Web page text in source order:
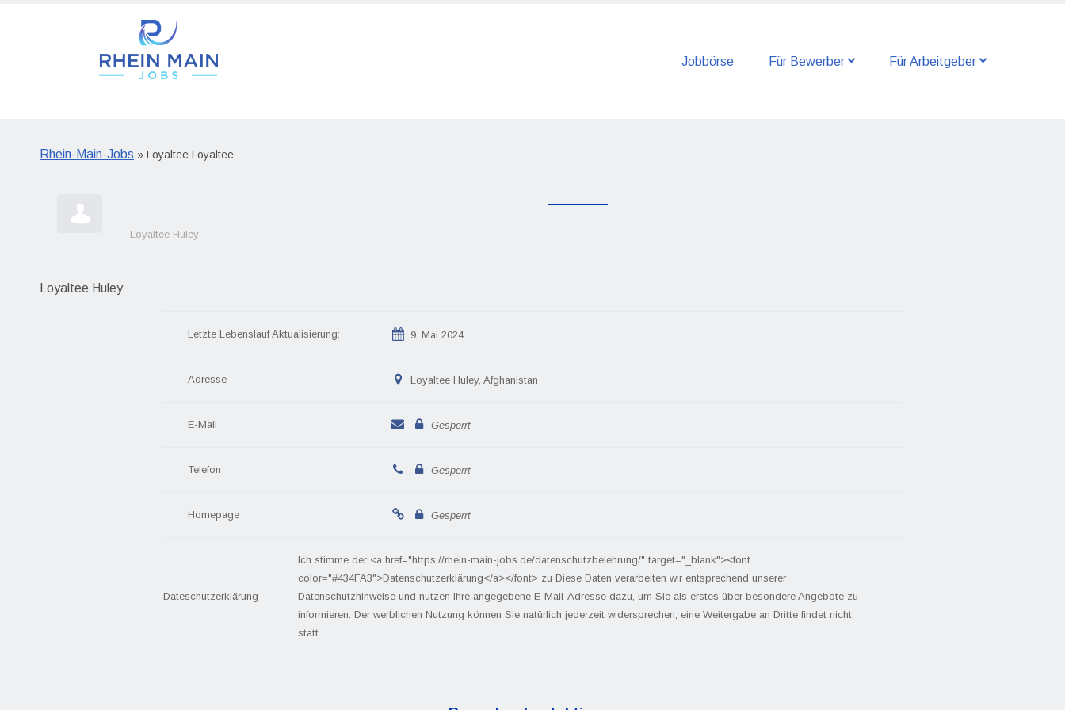
Jobbörse Für Bewerber Für Arbeitgeber
Rhein-Main-Jobs » Loyaltee Loyaltee
Loyaltee Huley
Loyaltee Huley
Letzte Lebenslauf Aktualisierung: 9. Mai 2024
Adresse Loyaltee Huley, Afghanistan
E-Mail Gesperrt
Telefon Gesperrt
Homepage Gesperrt
Dateschutzerklärung
Ich stimme der <a href="https://rhein-main-jobs.de/datenschutzbelehrung/" target="_blank"><font
color="#434FA3">Datenschutzerklärung</a></font> zu Diese Daten verarbeiten wir entsprechend unserer
Datenschutzhinweise und nutzen Ihre angegebene E-Mail-Adresse dazu, um Sie als erstes über besondere Angebote zu
informieren. Der werblichen Nutzung können Sie natürlich jederzeit widersprechen, eine Weitergabe an Dritte findet nicht
statt.